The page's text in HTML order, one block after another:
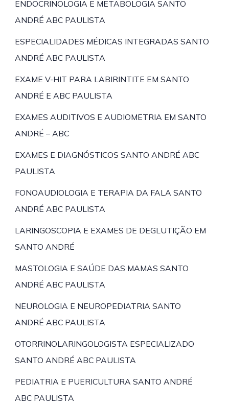
ENDOCRINOLOGIA E METABOLOGIA SANTO
ANDRÉ ABC PAULISTA
ESPECIALIDADES MÉDICAS INTEGRADAS SANTO
ANDRÉ ABC PAULISTA
EXAME V-HIT PARA LABIRINTITE EM SANTO
ANDRÉ E ABC PAULISTA
EXAMES AUDITIVOS E AUDIOMETRIA EM SANTO
ANDRÉ – ABC
EXAMES E DIAGNÓSTICOS SANTO ANDRÉ ABC
PAULISTA
FONOAUDIOLOGIA E TERAPIA DA FALA SANTO
ANDRÉ ABC PAULISTA
LARINGOSCOPIA E EXAMES DE DEGLUTIÇÃO EM
SANTO ANDRÉ
MASTOLOGIA E SAÚDE DAS MAMAS SANTO
ANDRÉ ABC PAULISTA
NEUROLOGIA E NEUROPEDIATRIA SANTO
ANDRÉ ABC PAULISTA
OTORRINOLARINGOLOGISTA ESPECIALIZADO
SANTO ANDRÉ ABC PAULISTA
PEDIATRIA E PUERICULTURA SANTO ANDRÉ
ABC PAULISTA